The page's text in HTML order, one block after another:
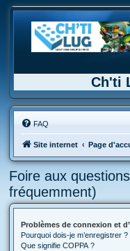
Ch'ti
FAQ
Site internet Page
Foire aux
fréquemment)
Problèmes de connexion et
Pourquoi dois-je m’enregistrer ?
Que signifie COPPA ?